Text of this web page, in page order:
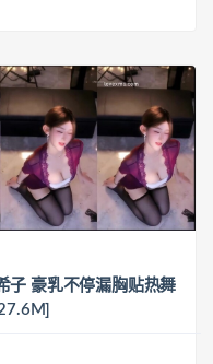
子 豪乳不停漏胸贴热舞